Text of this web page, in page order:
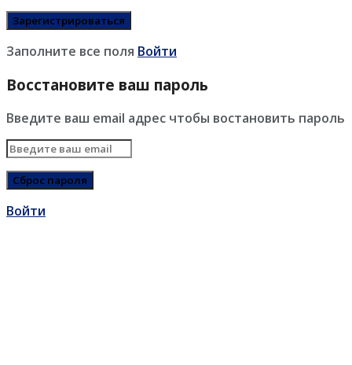
Заполните все поля Войти
Восстановите ваш пароль
Введите ваш email адрес чтобы востановить пароль
Войти